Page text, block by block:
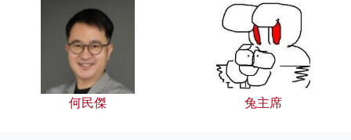
何民傑 兔主席